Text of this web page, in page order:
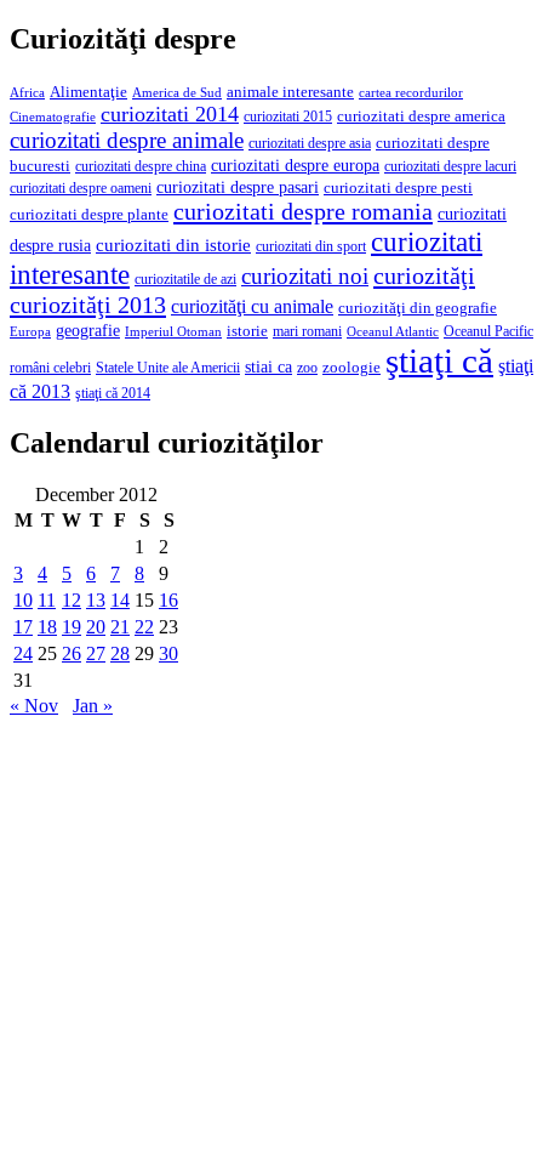
Curiozităţi despre
Africa Alimentaţie America de Sud animale interesante cartea recordurilor
Cinematografie curiozitati 2014 curiozitati 2015 curiozitati despre america
curiozitati despre animale curiozitati despre asia curiozitati despre
bucuresti curiozitati despre china curiozitati despre europa curiozitati despre lacuri
curiozitati despre oameni curiozitati despre pasari curiozitati despre pesti
curiozitati despre plante curiozitati despre romania curiozitati
despre rusia curiozitati din istorie curiozitati din sport curiozitati
interesante curiozitatile de azi curiozitati noicuriozităţi
curiozităţi 2013 curiozităţi cu animale curiozităţi din geografie
Europa geografie Imperiul Otoman istorie mari romani Oceanul Atlantic Oceanul Pacific
români celebri Statele Unite ale Americii stiai ca zoo zoologie ştiaţi că ştiaţi
că 2013 ştiaţi că 2014
Calendarul curiozităţilor
December 2012
M T W T F S
S
1
2
3
4 5 6 7 8
9
10 11 12 13 14 15 16
17 18 19 20 21 22 23
24 25 26 27 28 29 30
31
« Nov
Jan »